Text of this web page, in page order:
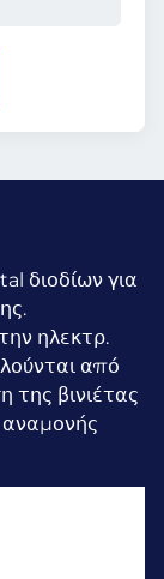
διοδίων για
ηλεκτρ.
από
της βινιέτας
αναμονής